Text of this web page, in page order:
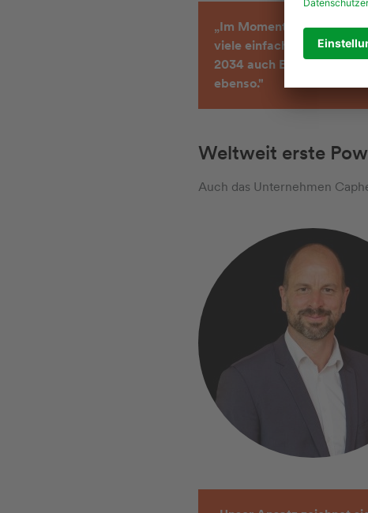
„Im Moment stehen wir
viele einfach nicht
2034 auch E-Fuels
ebenso."
Weltweit erste
Auch das Unternehmen